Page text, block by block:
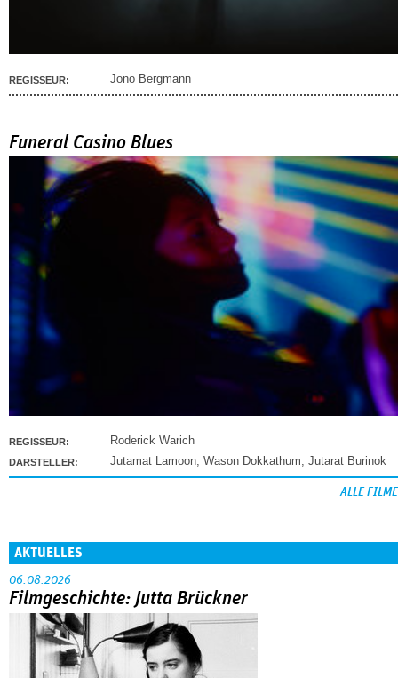
REGISSEUR: Jono Bergmann
Funeral Casino Blues
REGISSEUR: Roderick Warich
DARSTELLER: Jutamat Lamoon Wason Dokkathum Jutarat Burinok
ALLE FILME
AKTUELLES
06.08.2026
Filmgeschichte: Jutta Brückner